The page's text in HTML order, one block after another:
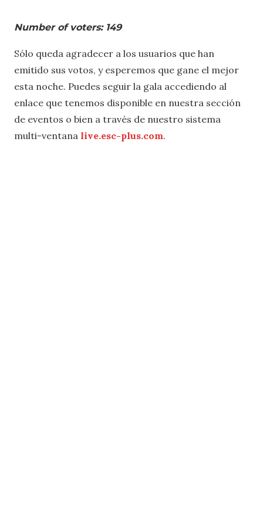
Number of voters: 149
Sólo queda agradecer a los usuarios que han
emitido sus votos, y esperemos que gane el mejor
esta noche. Puedes seguir la gala accediendo al
enlace que tenemos disponible en nuestra sección
de eventos o bien a través de nuestro sistema
multi-ventana live.esc-plus.com.